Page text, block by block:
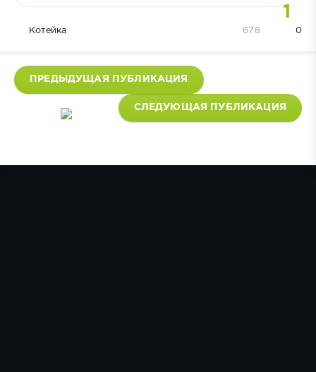
1
Котейка 0
678
ПРЕДЫДУЩАЯ ПУБЛИКАЦИЯ
СЛЕДУЮЩАЯ ПУБЛИКАЦИЯ